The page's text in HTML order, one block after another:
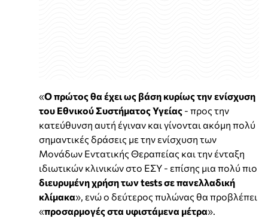
«Ο πρώτος θα έχει ως βάση κυρίως την ενίσχυση
του Εθνικού Συστήματος Υγείας - προς την
κατεύθυνση αυτή έγιναν και γίνονται ακόμη πολύ
σημαντικές δράσεις με την ενίσχυση των
Μονάδων Εντατικής Θεραπείας και την ένταξη
ιδιωτικών κλινικών στο ΕΣΥ - επίσης μια πολύ πιο
διευρυμένη χρήση των tests σε πανελλαδική
κλίμακα», ενώ ο δεύτερος πυλώνας θα προβλέπει
«προσαρμογές στα υφιστάμενα μέτρα».